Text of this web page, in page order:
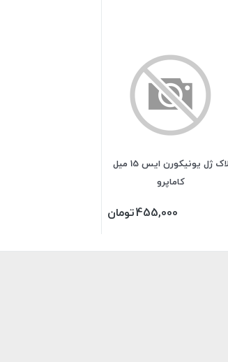
لاک ژل یونیکورن ایس 15 میل
کاماپرو
455,000تومان